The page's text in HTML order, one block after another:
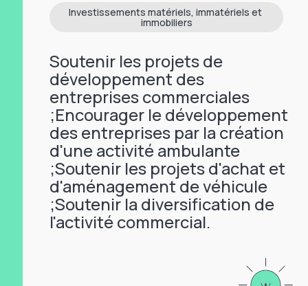
Investissements matériels, immatériels et
immobiliers
Soutenir les projets de
développement des
entreprises commerciales
;Encourager le développement
des entreprises par la création
d'une activité ambulante
;Soutenir les projets d'achat et
d'aménagement de véhicule
;Soutenir la diversification de
l'activité commercial.